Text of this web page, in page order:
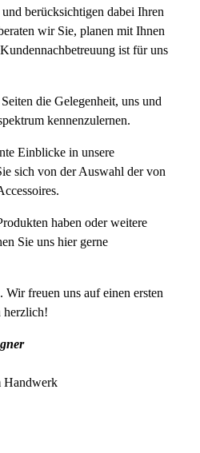
berücksichtigen dabei Ihren
wir Sie, planen mit Ihnen
ist für uns
die Gelegenheit, uns und
kennenzulernen.
Einblicke in unsere
sich von der Auswahl der von
haben oder weitere
Sie uns hier gerne
freuen uns auf einen ersten
herzlich!
Handwerk